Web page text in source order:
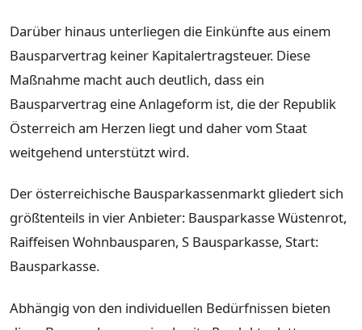
Darüber hinaus unterliegen die Einkünfte aus einem
Bausparvertrag keiner Kapitalertragsteuer. Diese
Maßnahme macht auch deutlich, dass ein
Bausparvertrag eine Anlageform ist, die der Republik
Österreich am Herzen liegt und daher vom Staat
weitgehend unterstützt wird.
Der österreichische Bausparkassenmarkt gliedert sich
größtenteils in vier Anbieter: Bausparkasse Wüstenrot,
Raiffeisen Wohnbausparen, S Bausparkasse, Start:
Bausparkasse.
Abhängig von den individuellen Bedürfnissen bieten